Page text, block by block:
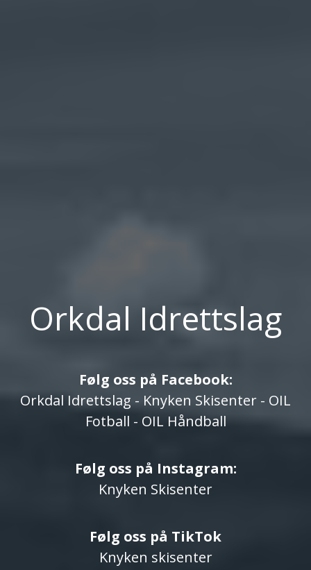
Orkdal Idrettslag
Følg oss på Facebook:
Orkdal Idrettslag - Knyken Skisenter - OIL
Fotball - OIL Håndball
Følg oss på Instagram:
Knyken Skisenter
Følg oss på TikTok
Knyken skisenter